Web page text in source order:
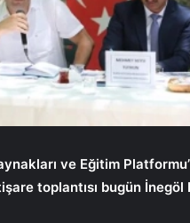
ve Eğitim
toplantısı bugün